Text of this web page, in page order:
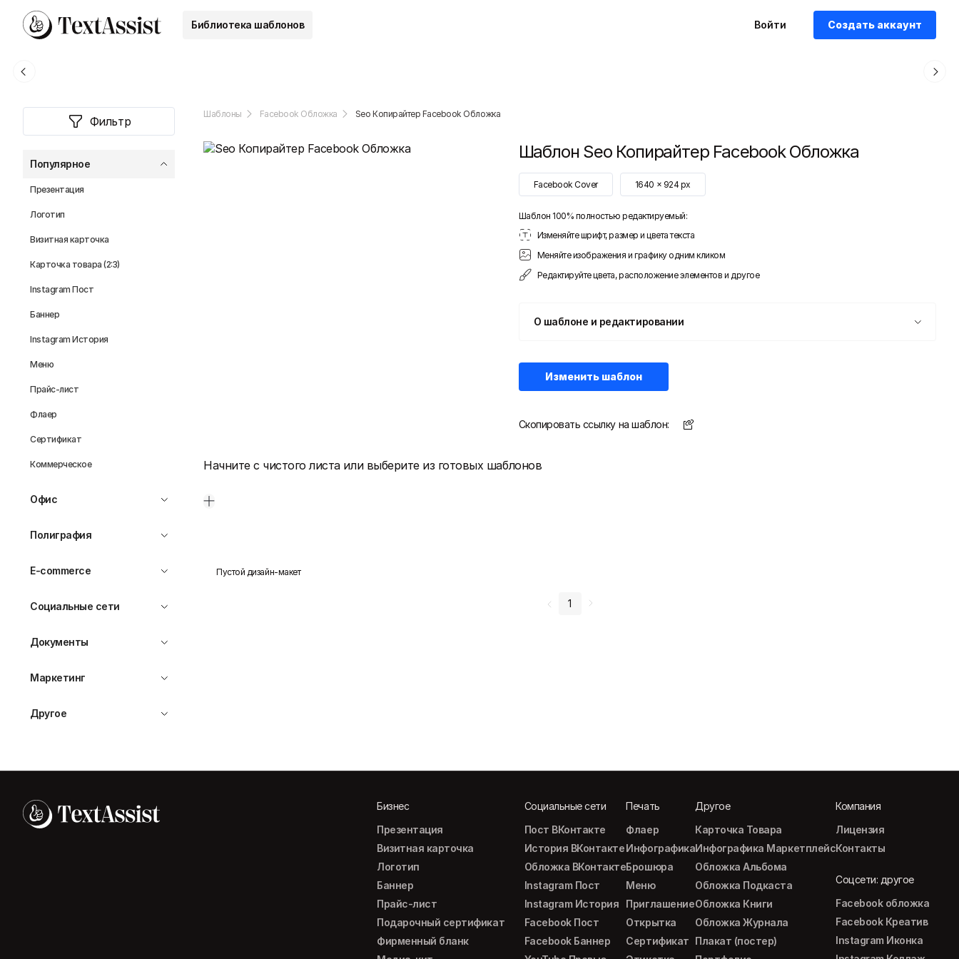
Библиотека шаблонов Войти Создать аккаунт
Фильтр
Популярное
Презентация
Логотип
Визитная карточка
Карточка товара (2:3)
Instagram Пост
Баннер
Instagram История
Меню
Прайс-лист
Флаер
Сертификат
Коммерческое
Офис
Полиграфия
E-commerce
Социальные сети
Документы
Маркетинг
Другое
Шаблоны Facebook Обложка Seo Копирайтер Facebook Обложка
Шаблон Seo Копирайтер Facebook Обложка
Facebook Cover 1640 x 924 px
Шаблон 100% полностью редактируемый:
Изменяйте шрифт, размер и цвета текста
Меняйте изображения и графику одним кликом
Редактируйте цвета, расположение элементов и другое
О шаблоне и редактировании
Изменить шаблон
Скопировать ссылку на шаблон:
Начните с чистого листа или выберите из готовых шаблонов
Пустой дизайн-макет
1
Бизнес
Презентация
Визитная карточка
Логотип
Баннер
Прайс-лист
Подарочный сертификат
Фирменный бланк
Социальные сети
Пост ВКонтакте
История ВКонтакте
Обложка ВКонтакте
Instagram Пост
Instagram История
Facebook Пост
Facebook Баннер
Печать
Флаер
Инфографика
Брошюра
Меню
Приглашение
Открытка
Сертификат
Другое
Карточка Товара
Инфографика Маркетплейс
Обложка Альбома
Обложка Подкаста
Обложка Книги
Обложка Журнала
Плакат (постер)
Компания
Лицензия
Контакты
Соцсети: другое
Facebook обложка
Facebook Креатив
Instagram Иконка